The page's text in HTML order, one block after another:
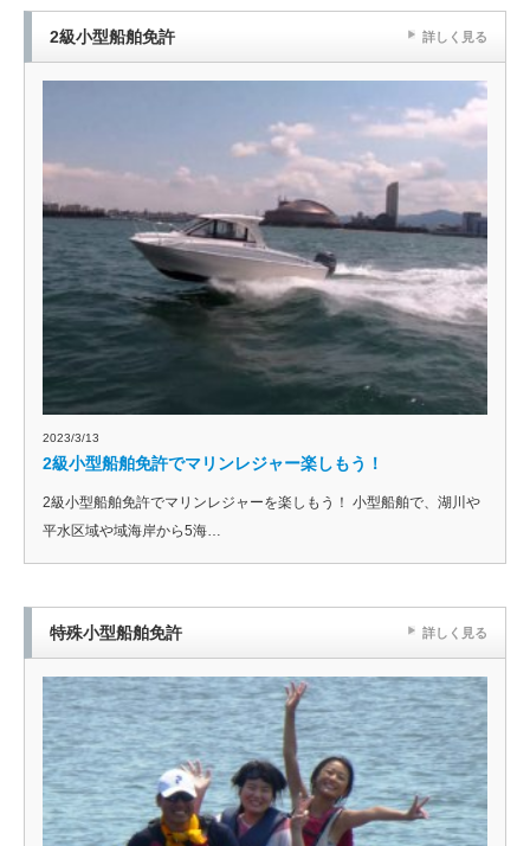
2級小型船舶免許 詳しく見る
2023/3/13
2級小型船舶免許でマリンレジャー楽しもう！
2級小型船舶免許でマリンレジャーを楽しもう！ 小型船舶で、湖川や
平水区域や域海岸から5海…
特殊小型船舶免許 詳しく見る